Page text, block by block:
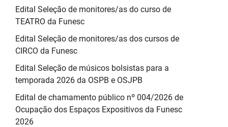
Edital Seleção de monitores/as do curso de
TEATRO da Funesc
Edital Seleção de monitores/as dos cursos de
CIRCO da Funesc
Edital Seleção de músicos bolsistas para a
temporada 2026 da OSPB e OSJPB
Edital de chamamento público nº 004/2026 de
Ocupação dos Espaços Expositivos da Funesc
2026